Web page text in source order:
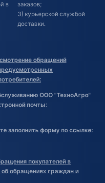
в
заказов;
3) курьерской службой
доставки.
обращений
ООО "ТехноАгро"
почты:
заполнить форму по ссылке:
покупателей в
об обращениях граждан и